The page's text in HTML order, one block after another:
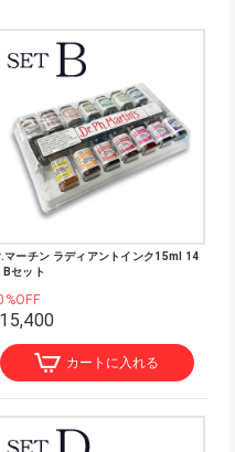
マーチン ラディアントインク15ml 14
Bセット
カートに入れる